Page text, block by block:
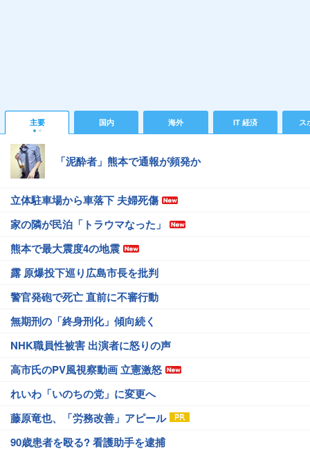
主要 国内 海外 IT 経済 ス
「泥酔者」熊本で通報が頻発か
立体駐車場から車落下 夫婦死傷
家の隣が民泊「トラウマなった」
熊本で最大震度4の地震
露 原爆投下巡り広島市長を批判
警官発砲で死亡 直前に不審行動
無期刑の「終身刑化」傾向続く
NHK職員性被害 出演者に怒りの声
高市氏のPV風視察動画 立憲激怒
れいわ「いのちの党」に変更へ
藤原竜也、「労務改善」アピール
90歳患者を殴る? 看護助手を逮捕